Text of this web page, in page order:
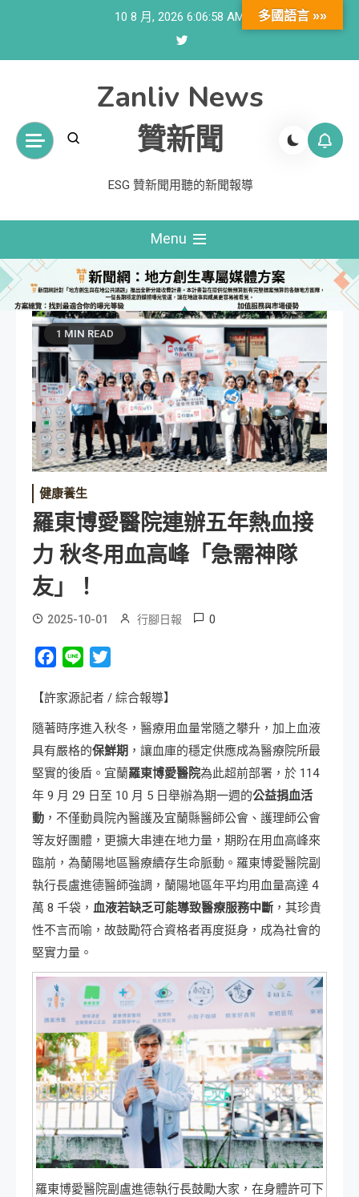
10 8 月, 2026 6:06:58 AM
Zanliv News
贊新聞
ESG 贊新聞用聽的新聞報導
Menu
1 MIN READ
健康養生
羅東博愛醫院連辦五年熱血接
力 秋冬用血高峰「急需神隊
友」！
2025-10-01 行腳日報 0
Facebook
Line
【許家源記者 / 綜合報導】
隨著時序進入秋冬，醫療用血量常隨之攀升，加上血液
具有嚴格的保鮮期 ，讓血庫的穩定供應成為醫療院所最
堅實的後盾。宜蘭羅東博愛醫院為此超前部署，於 114
年 9 月 29 日至 10 月 5 日舉辦為期一週的公益捐血活
動 ，不僅動員院內醫護及宜蘭縣醫師公會、護理師公會
等友好團體，更擴大串連在地力量，期盼在用血高峰來
臨前，為蘭陽地區醫療續存生命脈動。羅東博愛醫院副
執行長盧進德醫師強調，蘭陽地區年平均用血量高達 4
萬 8 千袋， 血液若缺乏可能導致醫療服務中斷 ，其珍貴
性不言而喻，故鼓勵符合資格者再度挺身，成為社會的
堅實力量。
羅東博愛醫院副盧進德執行長鼓勵大家，在身體許可下
多國語言 »»